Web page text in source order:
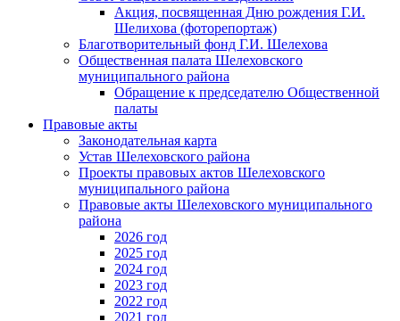
Акция, посвященная Дню рождения Г.И.
Шелихова (фоторепортаж)
Благотворительный фонд Г.И. Шелехова
Общественная палата Шелеховского
муниципального района
Обращение к председателю Общественной
палаты
Правовые акты
Законодательная карта
Устав Шелеховского района
Проекты правовых актов Шелеховского
муниципального района
Правовые акты Шелеховского муниципального
района
2026 год
2025 год
2024 год
2023 год
2022 год
2021 год